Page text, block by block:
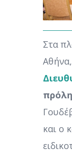
Στα
και ο